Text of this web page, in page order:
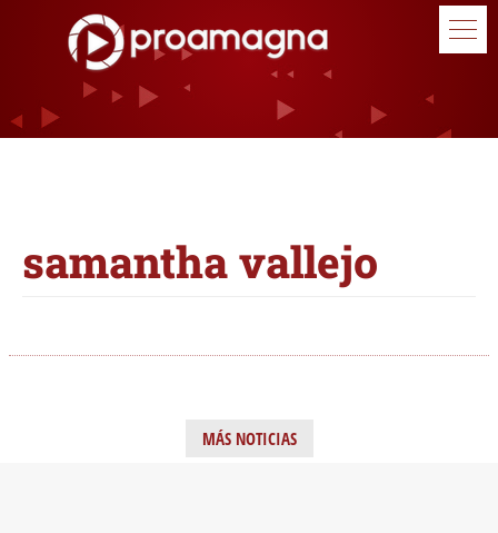
samantha vallejo
MÁS NOTICIAS